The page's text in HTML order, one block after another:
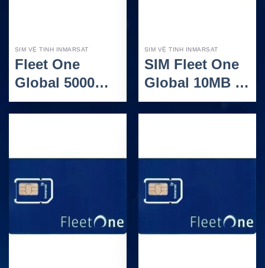
SIM VỆ TINH INMARSAT
Fleet One
Global 5000
Units: SIM vệ
tinh trả trước
One Global 1
GB cho tàu
biển
SIM VỆ TINH INMARSAT
SIM Fleet One
Global 10MB –
Gói trả trước
50 Units cho
Inmarsat Fleet
One